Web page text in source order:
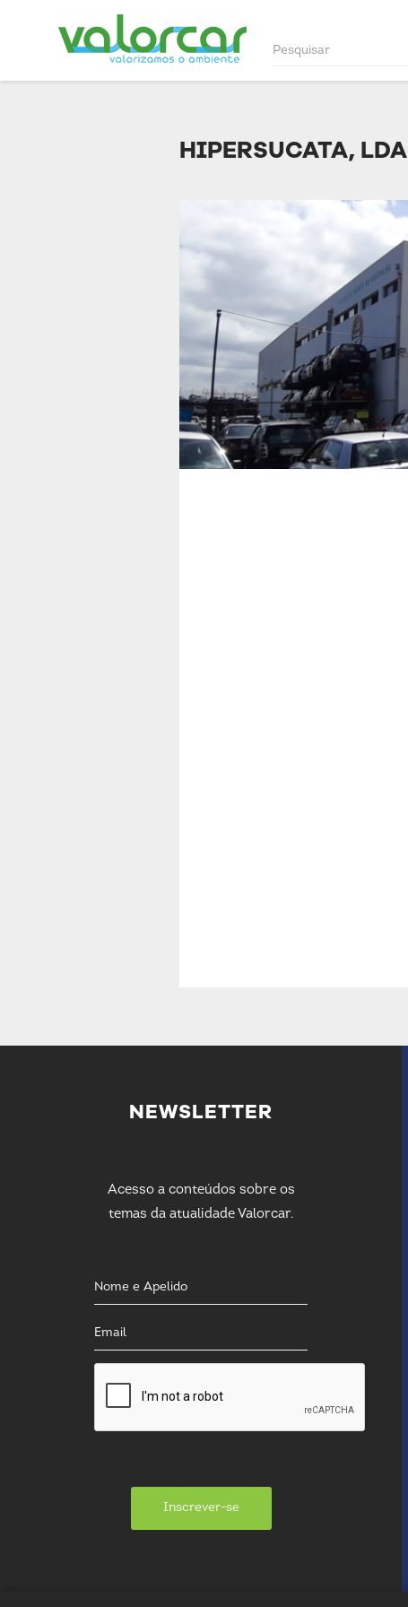
HIPERSUCATA, LDA
NEWSLETTER
Acesso a conteúdos sobre os
temas da atualidade Valorcar.
Inscrever-se